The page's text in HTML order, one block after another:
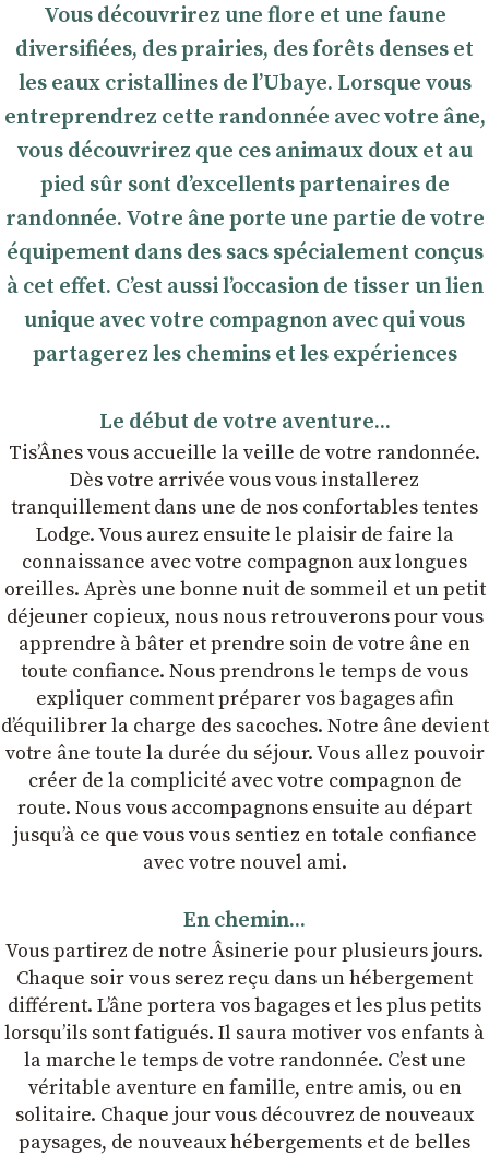
Vous découvrirez une flore et une faune
diversifiées, des prairies, des forêts denses et
les eaux cristallines de l’Ubaye. Lorsque vous
entreprendrez cette randonnée avec votre âne,
vous découvrirez que ces animaux doux et au
pied sûr sont d’excellents partenaires de
randonnée. Votre âne porte une partie de votre
équipement dans des sacs spécialement conçus
à cet effet. C’est aussi l’occasion de tisser un lien
unique avec votre compagnon avec qui vous
partagerez les chemins et les expériences
Le début de votre aventure...
Tis’Ânes vous accueille la veille de votre randonnée.
Dès votre arrivée vous vous installerez
tranquillement dans une de nos confortables tentes
Lodge. Vous aurez ensuite le plaisir de faire la
connaissance avec votre compagnon aux longues
oreilles. Après une bonne nuit de sommeil et un petit
déjeuner copieux, nous nous retrouverons pour vous
apprendre à bâter et prendre soin de votre âne en
toute confiance. Nous prendrons le temps de vous
expliquer comment préparer vos bagages afin
dʼéquilibrer la charge des sacoches. Notre âne devient
votre âne toute la durée du séjour. Vous allez pouvoir
créer de la complicité avec votre compagnon de
route. Nous vous accompagnons ensuite au départ
jusqu’à ce que vous vous sentiez en totale confiance
avec votre nouvel ami.
En chemin...
Vous partirez de notre Âsinerie pour plusieurs jours.
Chaque soir vous serez reçu dans un hébergement
différent. L’âne portera vos bagages et les plus petits
lorsqu’ils sont fatigués. Il saura motiver vos enfants à
la marche le temps de votre randonnée. C’est une
véritable aventure en famille, entre amis, ou en
solitaire. Chaque jour vous découvrez de nouveaux
paysages, de nouveaux hébergements et de belles